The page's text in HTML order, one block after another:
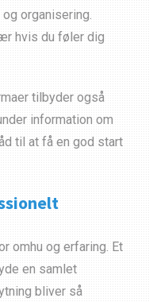
organisering.
hvis du føler dig
tilbyder også
information om
til at få en god start
omhu og erfaring. Et
en samlet
bliver så